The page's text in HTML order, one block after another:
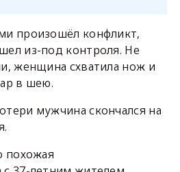
произошёл конфликт,
из-под контроля. Не
женщина схватила нож и
в шею.
мужчина скончался на
похожая